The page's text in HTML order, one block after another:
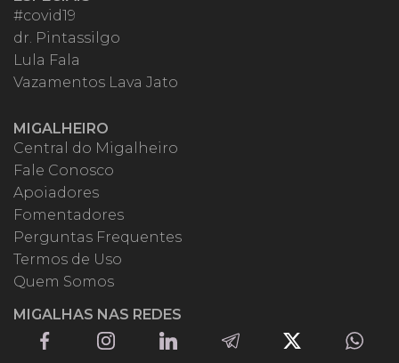
#covid19
dr. Pintassilgo
Lula Fala
Vazamentos Lava Jato
MIGALHEIRO
Central do Migalheiro
Fale Conosco
Apoiadores
Fomentadores
Perguntas Frequentes
Termos de Uso
Quem Somos
MIGALHAS NAS REDES